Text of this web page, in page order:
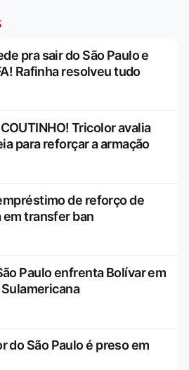
pra sair do São Paulo e
Rafinha resolveu tudo
Tricolor avalia
para reforçar a armação
de reforço de
em transfer ban
Paulo enfrenta Bolívar em
do São Paulo é preso em